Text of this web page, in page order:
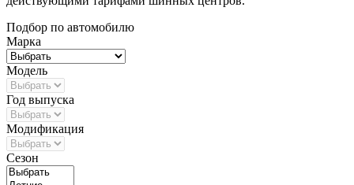
Подбор по автомобилю
Марка
Модель
Год выпуска
Модификация
Сезон